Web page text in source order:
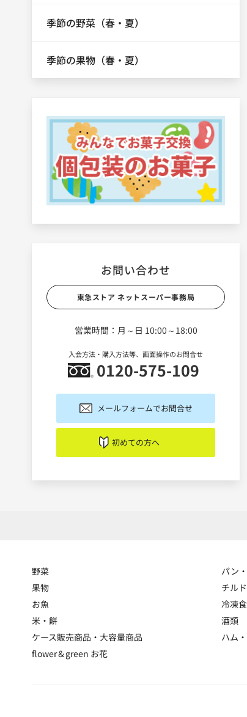
季節の野菜（春・夏）
季節の果物（春・夏）
お問い合わせ
東急ストア ネットスーパー事務局
営業時間：月～日 10:00～18:00
入会方法・購入方法等、画面操作のお問合せ
0120-575-109
メールフォームでお問合せ
初めての方へ
野菜 パン
果物
チル
お魚
冷凍
米・餅
酒類
ケース販売商品・大容量商品
ハム
flower＆green お花